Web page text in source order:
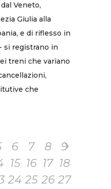
Veneto,
Giulia alla
e di riflesso in
si registrano in
treni che variano
che
6 7 8
9
15 16 17 18
24 25 26 27